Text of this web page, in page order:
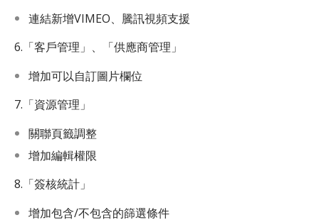
連結新增VIMEO、騰訊視頻支援
6.「客戶管理」、「供應商管理」
增加可以自訂圖片欄位
7.「資源管理」
關聯頁籤調整
增加編輯權限
8.「簽核統計」
增加包含/不包含的篩選條件